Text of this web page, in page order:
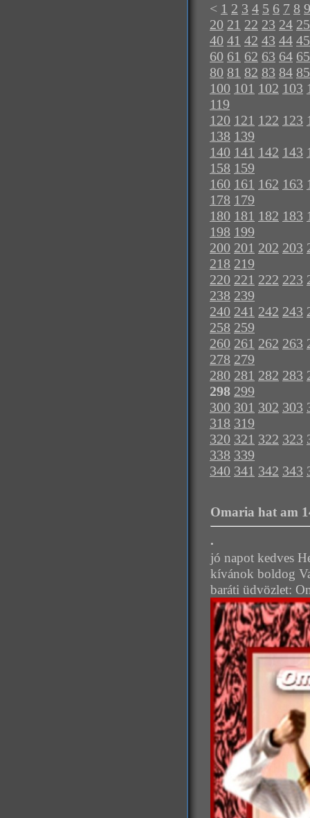
< 1 2 3 4 5 6 7 8 9
20 21 22 23 24 25
40 41 42 43 44 45
60 61 62 63 64 65
80 81 82 83 84 85
100 101 102 103
119
120 121 122 123
138 139
140 141 142 143
158 159
160 161 162 163
178 179
180 181 182 183
198 199
200 201 202 203
218 219
220 221 222 223
238 239
240 241 242 243
258 259
260 261 262 263
278 279
280 281 282 283
298 299
300 301 302 303
318 319
320 321 322 323
338 339
340 341 342 343
Omaria hat am
.
jó napot kedves
kívánok boldog
baráti üdvözlet: